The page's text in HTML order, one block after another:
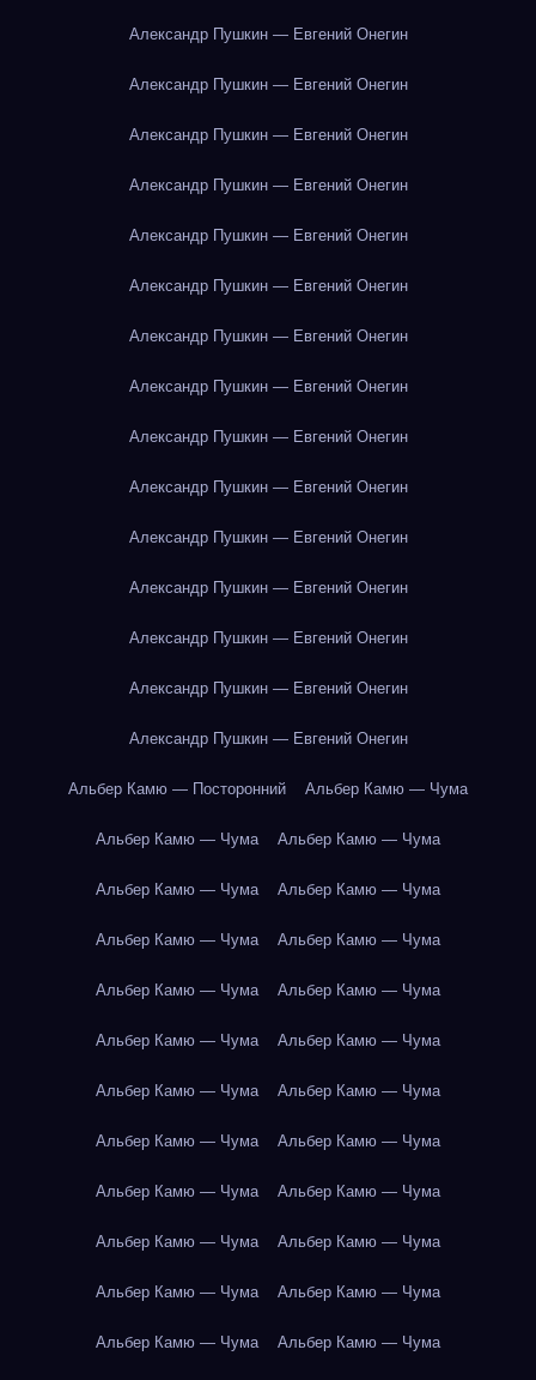
Александр Пушкин — Евгений Онегин
Александр Пушкин — Евгений Онегин
Александр Пушкин — Евгений Онегин
Александр Пушкин — Евгений Онегин
Александр Пушкин — Евгений Онегин
Александр Пушкин — Евгений Онегин
Александр Пушкин — Евгений Онегин
Александр Пушкин — Евгений Онегин
Александр Пушкин — Евгений Онегин
Александр Пушкин — Евгений Онегин
Александр Пушкин — Евгений Онегин
Александр Пушкин — Евгений Онегин
Александр Пушкин — Евгений Онегин
Александр Пушкин — Евгений Онегин
Александр Пушкин — Евгений Онегин
Альбер Камю — Посторонний Альбер Камю — Чума
Альбер Камю — Чума Альбер Камю — Чума
Альбер Камю — Чума Альбер Камю — Чума
Альбер Камю — Чума Альбер Камю — Чума
Альбер Камю — Чума Альбер Камю — Чума
Альбер Камю — Чума Альбер Камю — Чума
Альбер Камю — Чума Альбер Камю — Чума
Альбер Камю — Чума Альбер Камю — Чума
Альбер Камю — Чума Альбер Камю — Чума
Альбер Камю — Чума Альбер Камю — Чума
Альбер Камю — Чума Альбер Камю — Чума
Альбер Камю — Чума Альбер Камю — Чума